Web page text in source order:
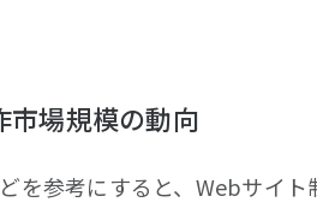
場規模の動向
を参考にすると、Webサイ